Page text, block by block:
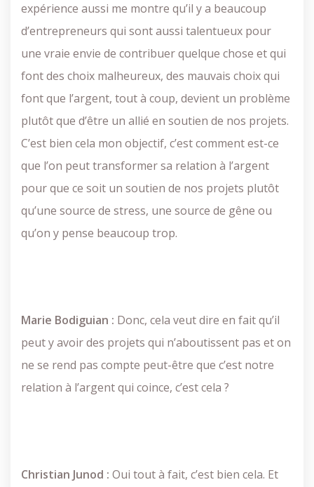
expérience aussi me montre qu’il y a beaucoup
d’entrepreneurs qui sont aussi talentueux pour
une vraie envie de contribuer quelque chose et qui
font des choix malheureux, des mauvais choix qui
font que l’argent, tout à coup, devient un problème
plutôt que d’être un allié en soutien de nos projets.
C’est bien cela mon objectif, c’est comment est-ce
que l’on peut transformer sa relation à l’argent
pour que ce soit un soutien de nos projets plutôt
qu’une source de stress, une source de gêne ou
qu’on y pense beaucoup trop.
Marie Bodiguian : Donc, cela veut dire en fait qu’il
peut y avoir des projets qui n’aboutissent pas et on
ne se rend pas compte peut-être que c’est notre
relation à l’argent qui coince, c’est cela ?
Christian Junod : Oui tout à fait, c’est bien cela. Et